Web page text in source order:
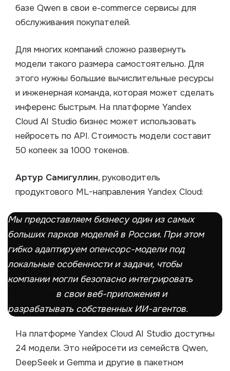
базе Qwen в свои e-commerce сервисы для
обслуживания покупателей.
Для многих компаний сложно развернуть
модели такого размера самостоятельно. Для
этого нужны большие вычислительные ресурсы
и инженерная команда, которая может сделать
инференс быстрым. На платформе Yandex
Cloud AI Studio бизнес может использовать
нейросеть по API. Стоимость модели составит
50 копеек за 1000 токенов.
Артур Самигуллин, руководитель
продуктового ML-направления Yandex Cloud:
Мы предоставляем бизнесу один из самых
больших парков моделей в России. При этом
гибко адаптируем опенсорс-модели под
локальные особенности и задачи, чтобы
компании могли безопасно интегрировать
в свои веб-приложения и
разрабатывать собственных ИИ-агентов.
На платформе Yandex Cloud AI Studio доступны
24 модели. Это нейросети из семейств Qwen,
DeepSeek и Gemma и другие в пакетном